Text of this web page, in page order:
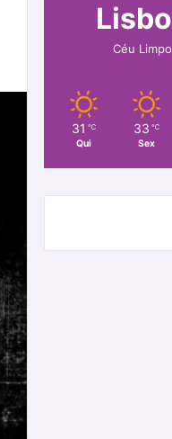
Céu Limpo
31 ℃
Qui
33 ℃
Sex